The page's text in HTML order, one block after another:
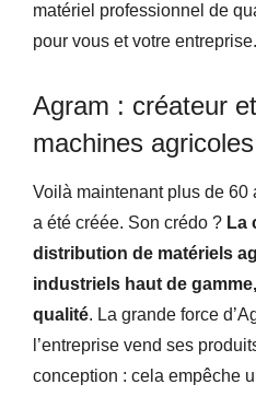
matériel professionnel de
pour vous et votre
Agram : créateur
machines agricoles
Voilà maintenant plus de 60
a été créée. Son crédo ? La
distribution de matériels
industriels haut de
qualité. La grande force
l’entreprise vend ses
conception : cela empêche